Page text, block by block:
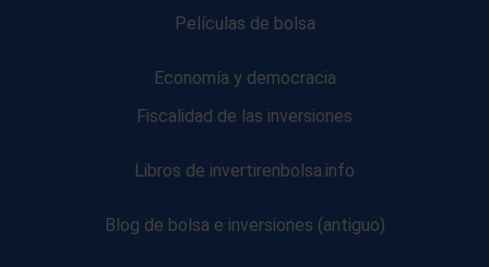
Películas de bolsa
Economía y democracia
Fiscalidad de las inversiones
Libros de invertirenbolsa.info
Blog de bolsa e inversiones (antiguo)